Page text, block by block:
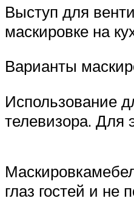
Выступ для
маскировке на
Варианты
Использование
телевизора. Для
глаз гостей и не